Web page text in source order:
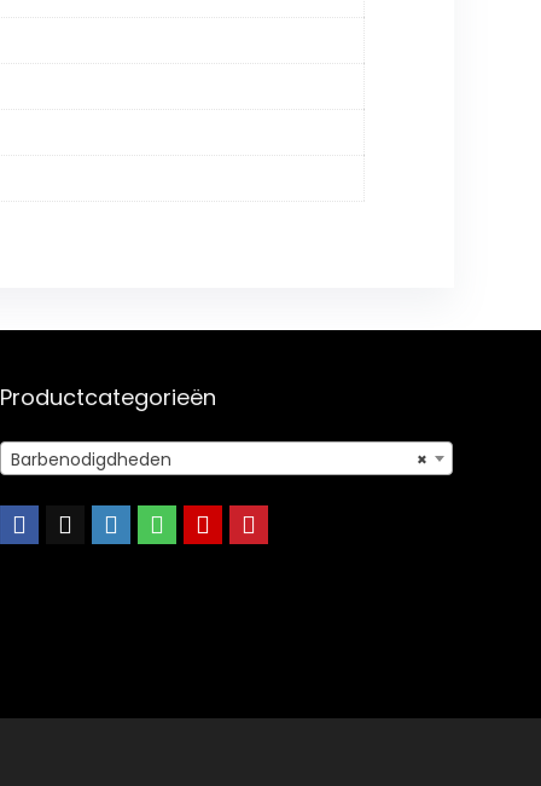
Productcategorieën
×
Barbenodigdheden